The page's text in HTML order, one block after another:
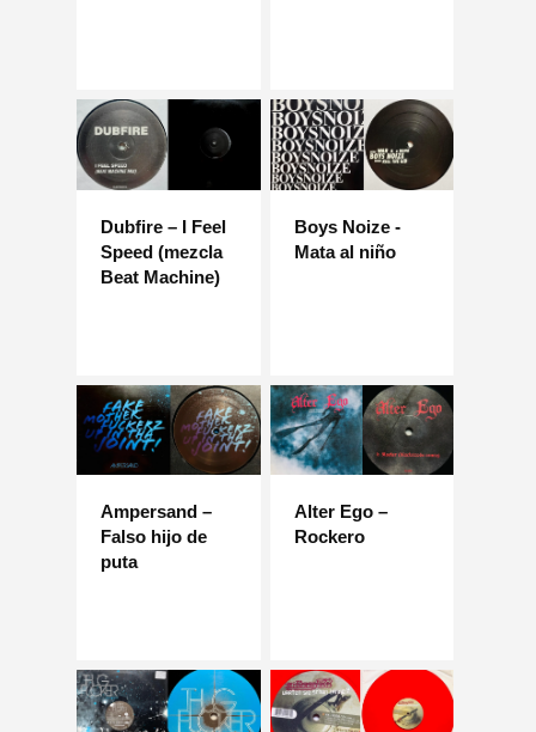
Dubfire – I Feel
Speed ​​(mezcla
Beat Machine)
Boys Noize -
Mata al niño
Ampersand –
Falso hijo de
puta
Alter Ego –
Rockero